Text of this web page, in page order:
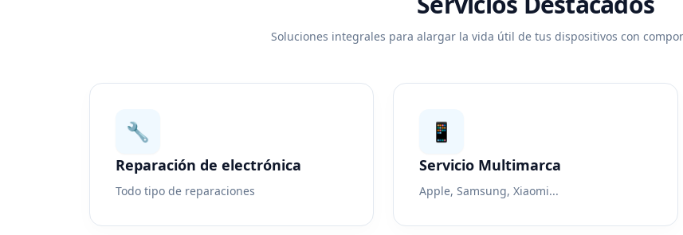
Soluciones integrales para alargar la vida útil de tus dispositivos con
🔧
Reparación de electrónica
Todo tipo de reparaciones
📱
Servicio Multimarca
Apple, Samsung, Xiaomi...